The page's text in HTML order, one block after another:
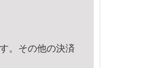
。その他の決済